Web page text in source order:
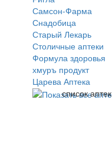
Самсон-Фарма
Снадобица
Старый Лекарь
Столичные аптеки
Формула здоровья
хмуръ продукт
Царева Аптека
список аптек